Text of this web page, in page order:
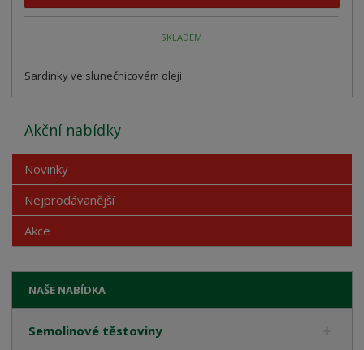
SKLADEM
Sardinky ve slunečnicovém oleji
NAŠE NABÍDKA
Semolinové těstoviny
Akční nabídky
Novinky
Nejprodávanější
Akce